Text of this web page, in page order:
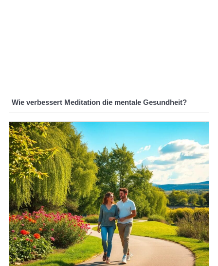
Wie verbessert Meditation die mentale Gesundheit?